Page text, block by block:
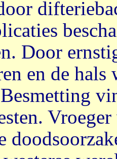
Door
en de hals